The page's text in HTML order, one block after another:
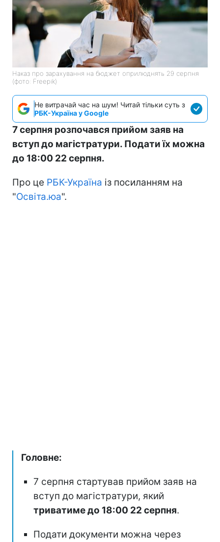
Наказ про зарахування на бюджет оприлюднять 29 серпня
(фото: Freepik)
Не витрачай час на шум! Читай тільки суть з
РБК-Україна у Google
7 серпня розпочався прийом заяв на
вступ до магістратури. Подати їх можна
до 18:00 22 серпня.
Про це РБК-Україна із посиланням на
"Освіта.юа".
Головне:
7 серпня стартував прийом заяв на
вступ до магістратури, який
триватиме до 18:00 22 серпня.
Подати документи можна через